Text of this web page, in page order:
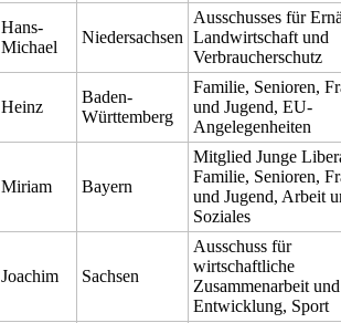
Hans-
Michael
Niedersachsen
Ausschusses für
Landwirtschaft und
Verbraucherschutz
Heinz
Baden-
Württemberg
Familie, Senioren,
und Jugend, EU-
Angelegenheiten
Miriam Bayern
Mitglied Junge
Familie, Senioren,
und Jugend, Arbeit
Soziales
Joachim Sachsen
Ausschuss für
wirtschaftliche
Zusammenarbeit und
Entwicklung, Sport